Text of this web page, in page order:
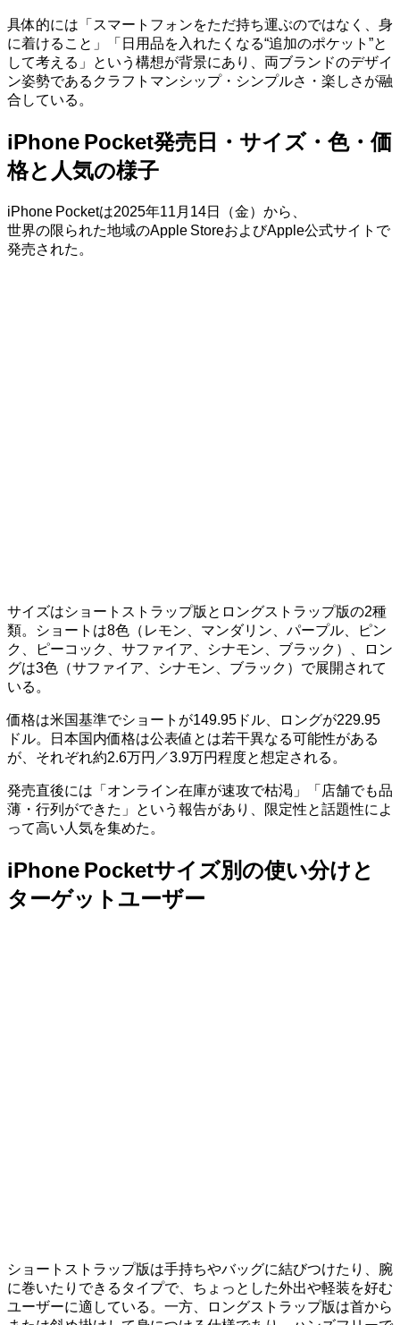
具体的には「スマートフォンをただ持ち運ぶのではなく、身
に着けること」「日用品を入れたくなる“追加のポケット”と
して考える」という構想が背景にあり、両ブランドのデザイ
ン姿勢であるクラフトマンシップ・シンプルさ・楽しさが融
合している。
iPhone Pocket発売日・サイズ・色・価
格と人気の様子
iPhone Pocketは2025年11月14日（金）から、
世界の限られた地域のApple StoreおよびApple公式サイトで
発売された。
サイズはショートストラップ版とロングストラップ版の2種
類。ショートは8色（レモン、マンダリン、パープル、ピン
ク、ピーコック、サファイア、シナモン、ブラック）、ロン
グは3色（サファイア、シナモン、ブラック）で展開されて
いる。
価格は米国基準でショートが149.95ドル、ロングが229.95
ドル。日本国内価格は公表値とは若干異なる可能性がある
が、それぞれ約2.6万円／3.9万円程度と想定される。
発売直後には「オンライン在庫が速攻で枯渇」「店舗でも品
薄・行列ができた」という報告があり、限定性と話題性によ
って高い人気を集めた。
iPhone Pocketサイズ別の使い分けと
ターゲットユーザー
ショートストラップ版は手持ちやバッグに結びつけたり、腕
に巻いたりできるタイプで、ちょっとした外出や軽装を好む
ユーザーに適している。一方、ロングストラップ版は首から